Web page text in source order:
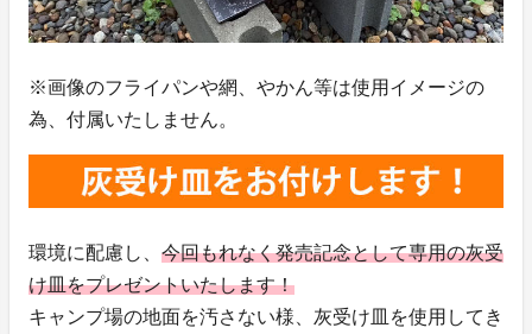
※画像のフライパンや網、やかん等は使用イメージの
為、付属いたしません。
環境に配慮し、 今回もれなく発売記念として専用の灰受
け皿をプレゼントいたします！
キャンプ場の地面を汚さない様、灰受け皿を使用してき